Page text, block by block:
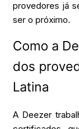
provedores já
ser o próximo.
Como a
dos
Latina
A Deezer